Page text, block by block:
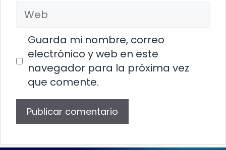
Web
Guarda mi nombre, correo
electrónico y web en este
navegador para la próxima vez
que comente.